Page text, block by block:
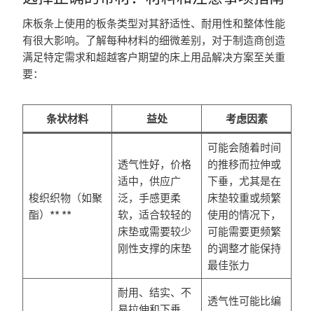
床板条上使用的板条类型对其舒适性、耐用性和整体性能
有很大影响。了解每种材料的细微差别，对于制造商创造
满足特定需求和超越客户期望的床上用品解决方案至关重
要：
条状材料 益处 考虑因素
梭织织物（如聚
酯）** **
透气性好，价格
适中，供应广
泛，手感更柔
软，适合较轻的
床垫或需要较少
刚性支撑的床垫
可能会随着时间
的推移而拉伸或
下垂，尤其是在
床垫较重或频繁
使用的情况下，
可能需要更频繁
的调整才能保持
最佳张力
耐用、结实、不
易拉伸和下垂，
透气性可能比编